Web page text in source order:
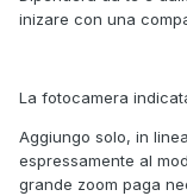
inizare con una
La fotocamera
Aggiungo solo, in
espressamente al
grande zoom paga